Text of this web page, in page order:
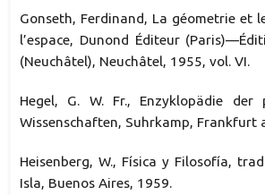
Gonseth, Ferdinand, La géometrie et
l’espace, Dunond Éditeur
(Neuchâtel), Neuchâtel, 1955, vol. VI.
Hegel, G. W. Fr., Enzyklopädie der
Wissenschaften, Suhrkamp, Frankfurt
Heisenberg, W., Física y Filosofía,
Isla, Buenos Aires, 1959.